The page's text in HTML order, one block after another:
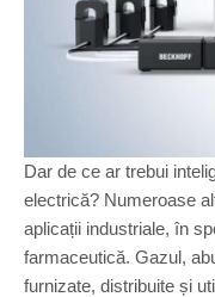
Dar de ce ar trebui
electrică? Numeroase
aplicații industriale, în
farmaceutică. Gazul,
furnizate, distribuite și